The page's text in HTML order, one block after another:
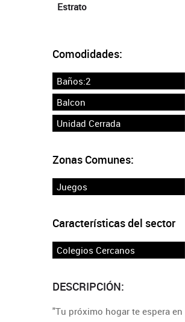
Estrato
Comodidades:
Baños:2
Balcon
Unidad Cerrada
Zonas Comunes:
Juegos
Características del sector
Colegios Cercanos
DESCRIPCIÓN:
"Tu próximo hogar te espera